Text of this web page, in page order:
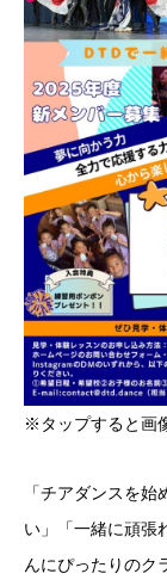
※タップすると画
「チアダンスを
い」「一緒に頑
んにぴったりのク